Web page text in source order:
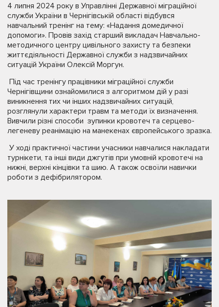
4 липня 2024 року в Управлінні Державної міграційної
служби України в Чернігівській області відбувся
навчальний тренінг на тему: «Надання домедичної
допомоги». Провів захід старший викладач Навчально-
методичного центру цивільного захисту та безпеки
життєдіяльності Державної служби з надзвичайних
ситуацій України Олексій Моргун.
Під час тренінгу працівники міграційної служби
Чернігівщини ознайомилися з алгоритмом дій у разі
виникнення тих чи інших надзвичайних ситуацій,
розглянули характери травм та методи їх визначення.
Вивчили різні способи зупинки кровотеч та серцево-
легеневу реанімацію на манекенах європейського зразка.
У ході практичної частини учасники навчалися накладати
турнікети, та інші види джгутів при умовній кровотечі на
нижні, верхні кінцівки та шию. А також освоїли навички
роботи з дефібрилятором.